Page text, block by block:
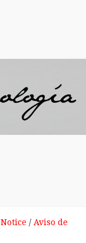
/ Aviso de